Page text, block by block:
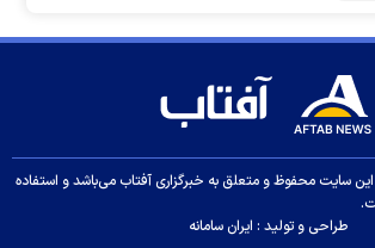
سایت محفوظ و متعلق به خبرگزاری آفتاب می‌باشد و استفاده
طراحی و تولید : ایران سامانه